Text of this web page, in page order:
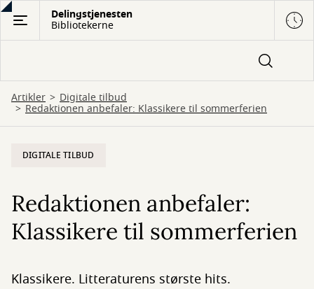
Gå
hovedindhold
Delingstjenesten
Bibliotekerne
Artikler Digitale tilbud
Redaktionen anbefaler: Klassikere til sommerferien
DIGITALE TILBUD
Redaktionen anbefaler:
Klassikere til sommerferien
Klassikere. Litteraturens største hits.